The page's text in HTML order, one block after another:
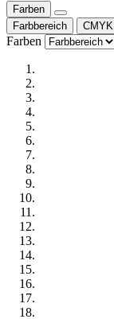
Farben
Farbbereich
CMYK
Farben